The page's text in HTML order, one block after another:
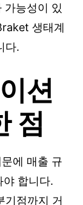
가능성이 있
생태계
다.
션
점
에 매출 규
야 합니다.
기점까지 거